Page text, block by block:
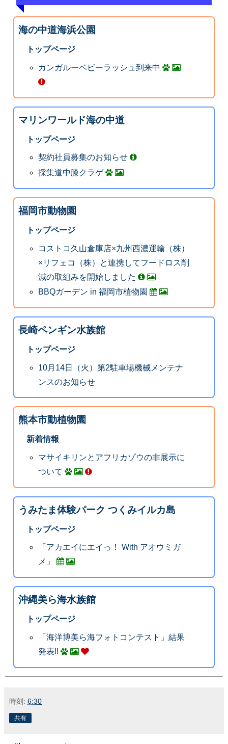
海の中道海浜公園
トップページ
カンガルーベビーラッシュ到来中
マリンワールド海の中道
トップページ
契約社員募集のお知らせ
採集道中膝クラゲ
福岡市動物園
トップページ
コストコ久山倉庫店×九州西濃運輸（株）
×リフェコ（株）と連携してフードロス削
減の取組みを開始しました
BBQガーデン in 福岡市植物園
長崎ペンギン水族館
トップページ
10月14日（火）第2駐車場機械メンテナ
ンスのお知らせ
熊本市動植物園
新着情報
マサイキリンとアフリカゾウの非展示に
ついて
うみたま体験パーク つくみイルカ島
トップページ
「アカエイにエイっ！ With アオウミガ
メ」
沖縄美ら海水族館
トップページ
「海洋博美ら海フォトコンテスト」結果
発表!!
時刻: 6:30
共有